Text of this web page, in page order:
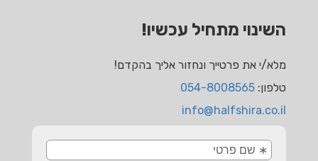
השינוי מתחיל עכשיו!
מלא/י את פרטייך ונחזור אליך בהקדם!
טלפון: 054-8008565
info@halfshira.co.il